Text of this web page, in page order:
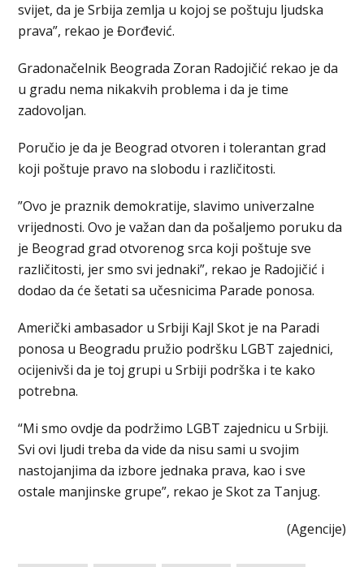
svijet, da je Srbija zemlja u kojoj se poštuju ljudska
prava”, rekao je Đorđević.
Gradonačelnik Beograda Zoran Radojičić rekao je da
u gradu nema nikakvih problema i da je time
zadovoljan.
Poručio je da je Beograd otvoren i tolerantan grad
koji poštuje pravo na slobodu i različitosti.
”Ovo je praznik demokratije, slavimo univerzalne
vrijednosti. Ovo je važan dan da pošaljemo poruku da
je Beograd grad otvorenog srca koji poštuje sve
različitosti, jer smo svi jednaki”, rekao je Radojičić i
dodao da će šetati sa učesnicima Parade ponosa.
Američki ambasador u Srbiji Kajl Skot je na Paradi
ponosa u Beogradu pružio podršku LGBT zajednici,
ocijenivši da je toj grupi u Srbiji podrška i te kako
potrebna.
“Mi smo ovdje da podržimo LGBT zajednicu u Srbiji.
Svi ovi ljudi treba da vide da nisu sami u svojim
nastojanjima da izbore jednaka prava, kao i sve
ostale manjinske grupe”, rekao je Skot za Tanjug.
(Agencije)